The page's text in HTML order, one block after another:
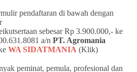
pendaftaran di bawah dengan
sebesar Rp 3.900.000,- ke
a/n PT. Agromania
WA SIDATMANIA (Klik)
peminat, pemula, profesional dan